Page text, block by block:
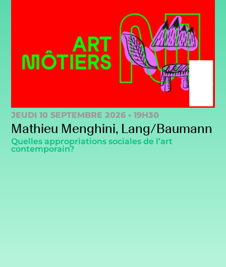
JEUDI 10 SEPTEMBRE 2026 • 19H30
Mathieu Menghini, Lang/Baumann
Quelles appropriations sociales de l’art
contemporain?